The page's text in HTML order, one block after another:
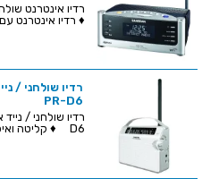
♦ רדיו אינטרנט עם מעל ל
PR-D6
D6 ♦ קליטה ואיכות שמע מעולים ...